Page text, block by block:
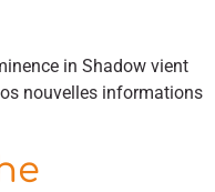
in Shadow vient
nouvelles informations